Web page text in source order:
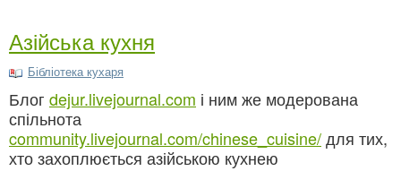
Азійська кухня
Бібліотека кухаря
Блог dejur.livejournal.com і ним же модерована
спільнота
community.livejournal.com/chinese_cuisine/для тих,
хто захоплюється азійською кухнею